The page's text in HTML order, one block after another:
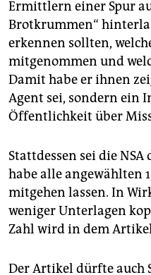
Ermittlern einer Spur
Brotkrummen“
erkennen sollten,
mitgenommen und
Damit habe er ihnen
Agent sei, sondern ein
Öffentlichkeit über
Stattdessen sei die
habe alle angewählten
mitgehen lassen. In
weniger Unterlagen
Zahl wird in dem
Der Artikel dürfte auch